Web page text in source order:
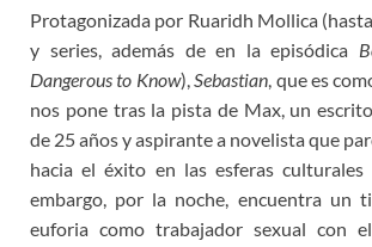
Protagonizada por Ruaridh Mollica
y series, además de en la episódica
Dangerous to Know),Sebastian, que es
nos pone tras la pista de Max, un
de 25 años y aspirante a novelista que
hacia el éxito en las esferas culturales
embargo, por la noche, encuentra un
euforia como trabajador sexual con